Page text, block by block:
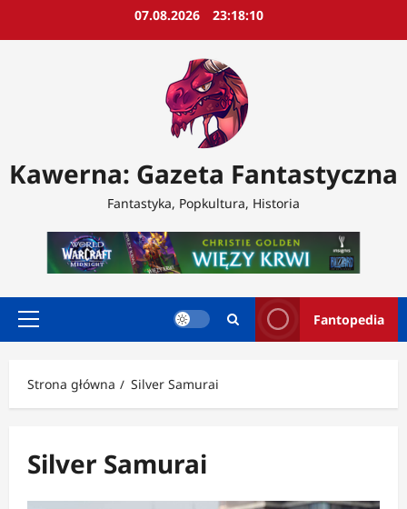
07.08.2026 23:18:11
Kawerna: Gazeta Fantastyczna
Fantastyka, Popkultura, Historia
Menu
Fantopedia
Strona główna Silver Samurai
Silver Samurai